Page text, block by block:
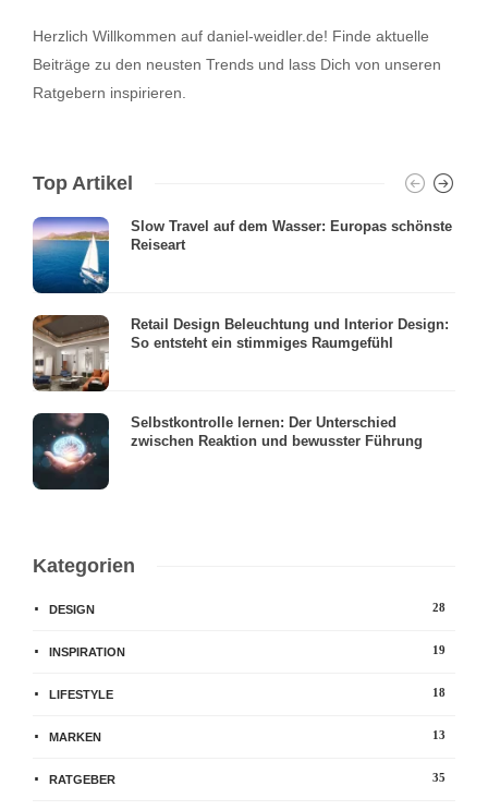
Herzlich Willkommen auf daniel-weidler.de! Finde aktuelle
Beiträge zu den neusten Trends und lass Dich von unseren
Ratgebern inspirieren.
Top Artikel
Slow Travel auf dem Wasser: Europas schönste
Reiseart
Retail Design Beleuchtung und Interior Design:
So entsteht ein stimmiges Raumgefühl
Selbstkontrolle lernen: Der Unterschied
zwischen Reaktion und bewusster Führung
Kategorien
DESIGN 28
INSPIRATION 19
LIFESTYLE 18
MARKEN 13
RATGEBER 35